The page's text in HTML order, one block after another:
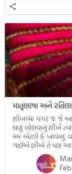
માતૃભાષા અને
શીખવ્યા વગર જ જે
ઘણું બોલવાનું શીખે
મમ એટલે કે ખાવાનું.
ગાઈએ છીએ તે પણ આપણે
આમ બાળકને […]